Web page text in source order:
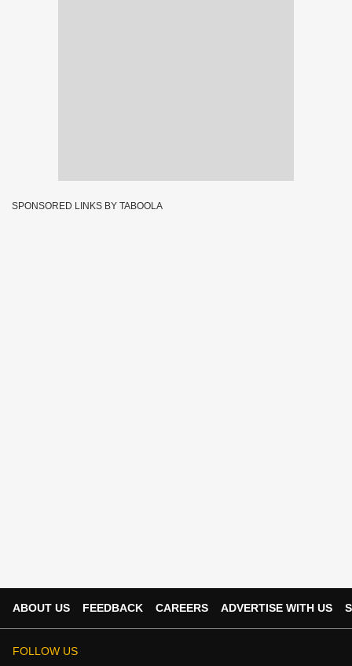
SPONSORED LINKS BY TABOOLA
ABOUT US FEEDBACK CAREERS ADVERTISE WITH US
FOLLOW US